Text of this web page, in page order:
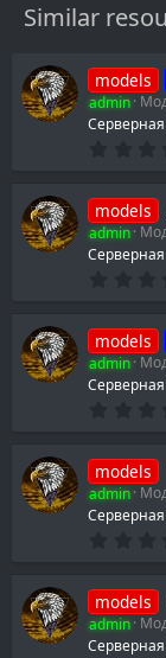
Similar
models
admin
models
admin
models
admin
models
admin
models
admin